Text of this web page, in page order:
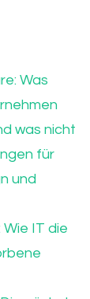
Was
was nicht
für
und
IT die